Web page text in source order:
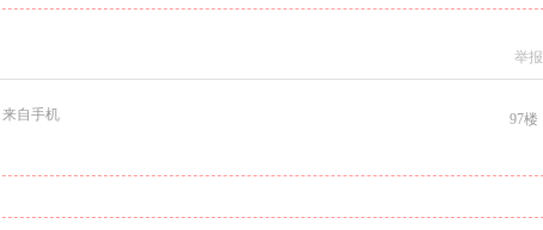
举报
97楼
来自手机